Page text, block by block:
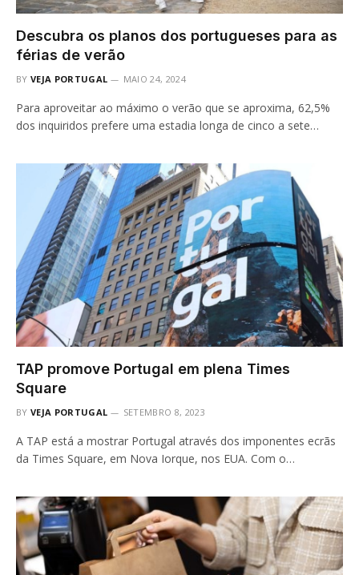
Descubra os planos dos portugueses para as
férias de verão
BY VEJA PORTUGAL MAIO 24, 2024
Para aproveitar ao máximo o verão que se aproxima, 62,5%
dos inquiridos prefere uma estadia longa de cinco a sete…
TAP promove Portugal em plena Times
Square
BY VEJA PORTUGAL SETEMBRO 8, 2023
A TAP está a mostrar Portugal através dos imponentes ecrãs
da Times Square, em Nova Iorque, nos EUA. Com o…